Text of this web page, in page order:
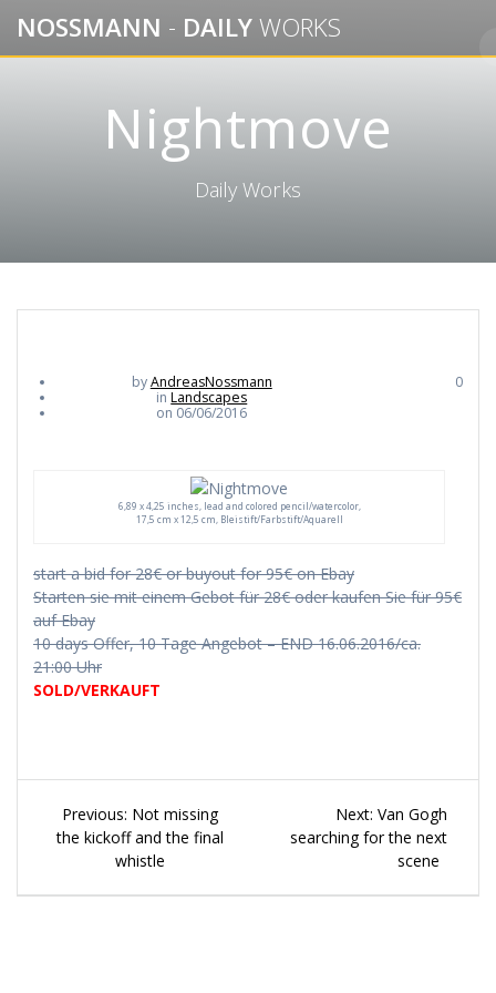
to
content
NOSSMANN - DAILYWORKS
Nightmove
Daily Works
byAndreasNossmann
inLandscapes
on 06/06/2016
0
6,89 x 4,25 inches, lead and colored pencil/watercolor,
17,5 cm x 12,5 cm, Bleistift/Farbstift/Aquarell
start a bid for 28€ or buyout for 95€ on Ebay
Starten sie mit einem Gebot für 28€ oder kaufen Sie für 95€
auf Ebay
10 days Offer, 10 Tage Angebot – END 16.06.2016/ca.
21:00 Uhr
SOLD/VERKAUFT
Beitragsnavigation
Previous: Previous
post:
Not missing
the kickoff and the final
whistle
Next: Next
post:
Van Gogh
searching for the next
scene